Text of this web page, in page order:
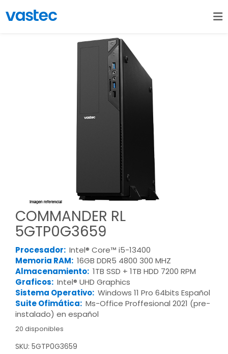
COMMANDER RL
5GTP0G3659
Procesador: Intel® Core™ i5-13400
Memoria RAM: 16GB DDR5 4800 300 MHZ
Almacenamiento: 1TB SSD + 1TB HDD 7200 RPM
Graficos: Intel® UHD Graphics
Sistema Operativo: Windows 11 Pro 64bits Español
Suite Ofimática: Ms-Office Proffesional 2021 (pre-
instalado) en español
20 disponibles
SKU: 5GTP0G3659